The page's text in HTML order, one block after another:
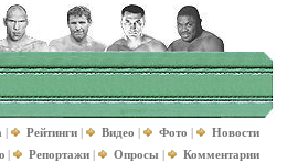
| Рейтинги | Видео | Фото |
Новости
| Репортажи | Опросы | Комментарии